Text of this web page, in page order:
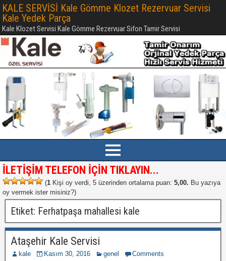
KALE SERVİSİ Kale Gömme Klozet Rezervuar Servisi
Kale Yedek Parça
Kale Klozet Servisi Kale Gömme Rezervuar Sifon Tamir Servisi
İLETİŞİM TELEFON İÇİN TIKLAYIN...
(1 Kişi oy verdi, 5 üzerinden ortalama puan: 5,00. Bu yazıya
oy vermek ister misiniz?)
Etiket: Ferhatpaşa mahallesi kale
Ataşehir Kale Servisi
kale Kasım 30, 2016 genel Comments